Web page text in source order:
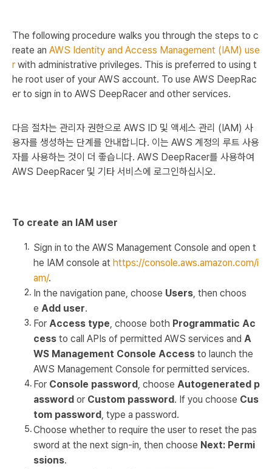
The following procedure walks you through the steps to c
reate an AWS Identity and Access Management (IAM) use
r with administrative privileges. This is preferred to using t
he root user of your AWS account. To use AWS DeepRac
er to sign in to AWS DeepRacer and other services.
다음 절차는 관리자 권한으로 AWS ID 및 액세스 관리 (IAM) 사
용자를 생성하는 단계를 안내합니다. 이는 AWS 계정의 루트 사용
자를 사용하는 것이 더 좋습니다. AWS DeepRacer를 사용하여
AWS DeepRacer 및 기타 서비스에 로그인하십시오.
To create an IAM user
Sign in to the AWS Management Console and open t
he IAM console at https://console.aws.amazon.com/i
am/.
In the navigation pane, choose Users, then choos
e Add user.
For Access type, choose both Programmatic Ac
cess to call APIs of permitted AWS services and A
WS Management Console Access to launch the
AWS Management Console for permitted services.
For Console password , choose Autogenerated p
assword or Custom password . If you choose Cus
tom password , type a password.
Choose whether to require the user to reset the pas
sword at the next sign-in, then choose Next: Permi
ssions.